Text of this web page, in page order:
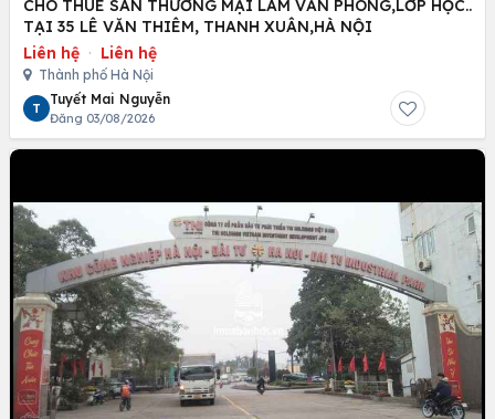
CHO THUÊ SÀN THƯƠNG MẠI LÀM VĂN PHÒNG,LỚP HỌC..
TẠI 35 LÊ VĂN THIÊM, THANH XUÂN,HÀ NỘI
Liên hệ · Liên hệ
Thành phố Hà Nội
T
Tuyết Mai Nguyễn
Đăng 03/08/2026